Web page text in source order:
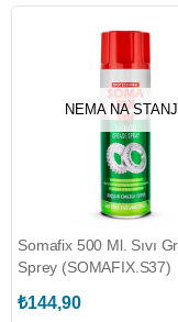
NEMA NA
Somafix 500 Ml. Sıvı
Sprey (SOMAFIX.S37)
₺144,90